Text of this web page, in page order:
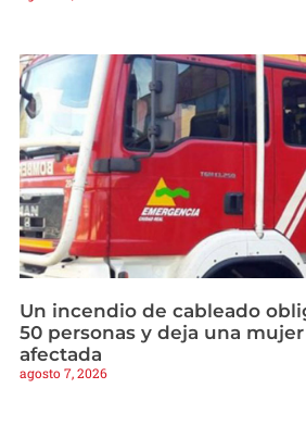
Un incendio de cableado
50 personas y deja una mujer
afectada
agosto 7, 2026